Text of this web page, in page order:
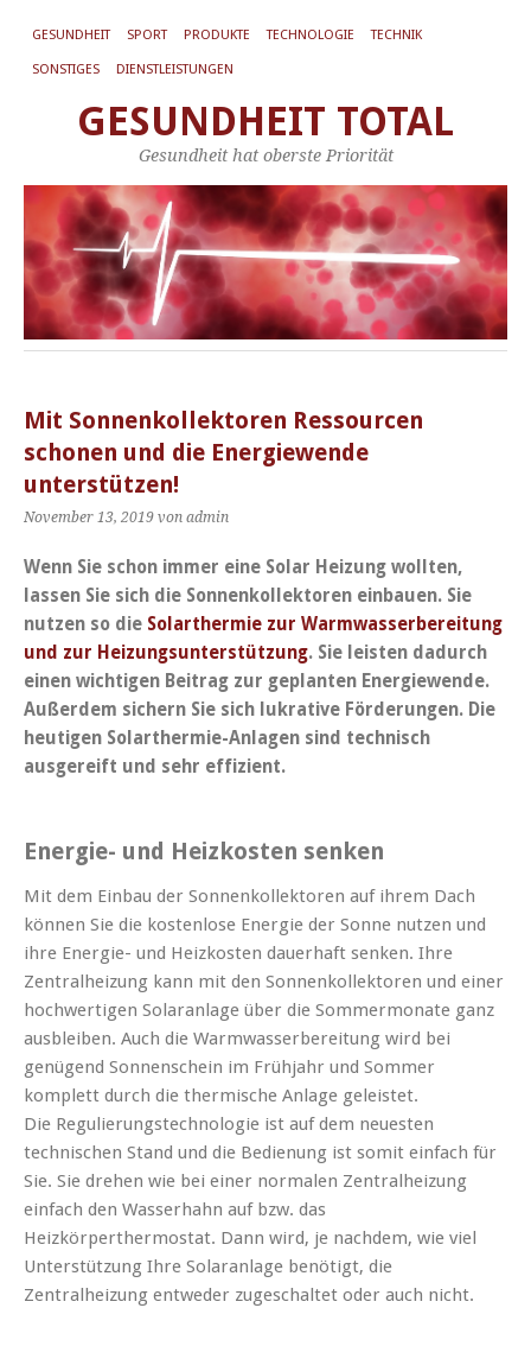
GESUNDHEIT SPORT PRODUKTE TECHNOLOGIE TECHNIK
SONSTIGES DIENSTLEISTUNGEN
GESUNDHEIT TOTAL
Gesundheit hat oberste Priorität
Mit Sonnenkollektoren Ressourcen
schonen und die Energiewende
unterstützen!
November 13, 2019 von admin
Wenn Sie schon immer eine Solar Heizung wollten,
lassen Sie sich die Sonnenkollektoren einbauen. Sie
nutzen so die Solarthermie zur Warmwasserbereitung
und zur Heizungsunterstützung. Sie leisten dadurch
einen wichtigen Beitrag zur geplanten Energiewende.
Außerdem sichern Sie sich lukrative Förderungen. Die
heutigen Solarthermie-Anlagen sind technisch
ausgereift und sehr effizient.
Energie- und Heizkosten senken
Mit dem Einbau der Sonnenkollektoren auf ihrem Dach
können Sie die kostenlose Energie der Sonne nutzen und
ihre Energie- und Heizkosten dauerhaft senken. Ihre
Zentralheizung kann mit den Sonnenkollektoren und einer
hochwertigen Solaranlage über die Sommermonate ganz
ausbleiben. Auch die Warmwasserbereitung wird bei
genügend Sonnenschein im Frühjahr und Sommer
komplett durch die thermische Anlage geleistet.
Die Regulierungstechnologie ist auf dem neuesten
technischen Stand und die Bedienung ist somit einfach für
Sie. Sie drehen wie bei einer normalen Zentralheizung
einfach den Wasserhahn auf bzw. das
Heizkörperthermostat. Dann wird, je nachdem, wie viel
Unterstützung Ihre Solaranlage benötigt, die
Zentralheizung entweder zugeschaltet oder auch nicht.